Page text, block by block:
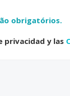
obrigatórios.
privacidad y las